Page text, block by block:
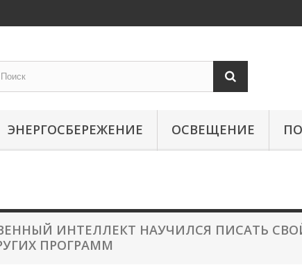
ЭНЕРГОСБЕРЕЖЕНИЕ ОСВЕЩЕНИЕ
ИНТЕЛЛЕКТ НАУЧИЛСЯ ПИСАТЬ
ПРОГРАММ